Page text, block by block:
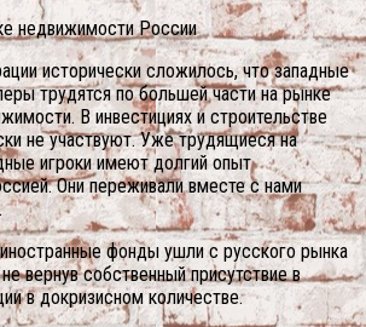
недвижимости России
исторически сложилось, что западные
трудятся по большей части на рынке
В инвестициях и строительстве
не участвуют. Уже трудящиеся на
игроки имеют долгий опыт
Они переживали вместе с нами
фонды ушли с русского рынка
вернув собственный присутствие в
в докризисном количестве.